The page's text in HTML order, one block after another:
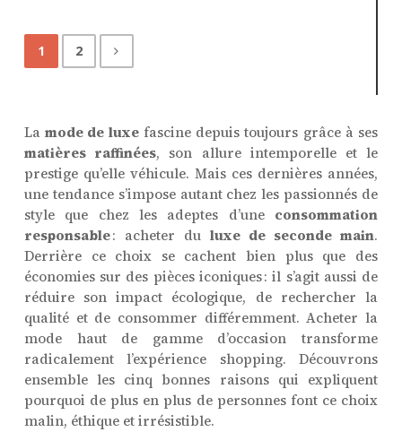
1 2
Lamode de luxefascine depuis toujours grâce à ses
matières raffinées, son allure intemporelle et le
prestige qu’elle véhicule. Mais ces dernières années,
une tendance s’impose autant chez les passionnés de
style que chez les adeptes d’une consommation
responsable: acheter du luxe de seconde main.
Derrière ce choix se cachent bien plus que des
économies sur des pièces iconiques : il s’agit aussi de
réduire son impact écologique, de rechercher la
qualité et de consommer différemment. Acheter la
mode haut de gamme d’occasion transforme
radicalement l’expérience shopping. Découvrons
ensemble les cinq bonnes raisons qui expliquent
pourquoi de plus en plus de personnes font ce choix
malin, éthique et irrésistible.